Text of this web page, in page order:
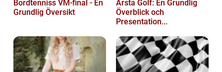
Bordtenniss VM-final - En
Grundlig Översikt
Årsta Golf: En Grundlig
Överblick och
Presentation...